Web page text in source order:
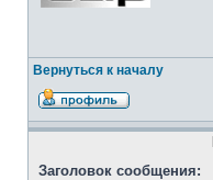
Вернуться к началу
Заголовок сообщения: